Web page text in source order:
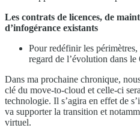
Les contrats de licences, de
d’infogérance existants
Pour redéfinir les
regard de l’évolution dans le
Dans ma prochaine chronique,
clé du move-to-cloud et celle-ci
technologie. Il s’agira en effet de
va supporter la transition et
virtuel.